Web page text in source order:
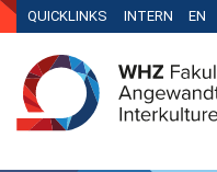
QUICKLINKS INTERN EN